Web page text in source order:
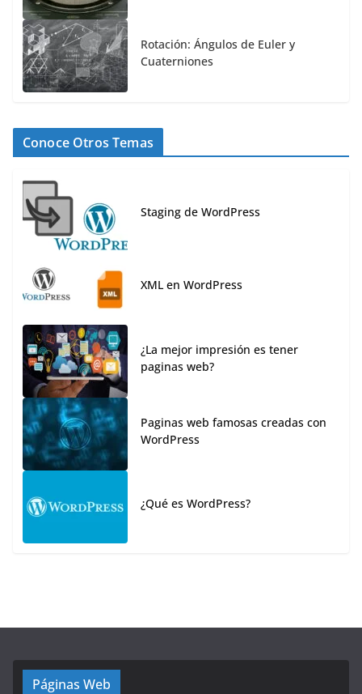
Rotación: Ángulos de Euler y
Cuaterniones
Conoce Otros Temas
Staging de WordPress
XML en WordPress
¿La mejor impresión es tener
paginas web?
Paginas web famosas creadas con
WordPress
¿Qué es WordPress?
Páginas Web